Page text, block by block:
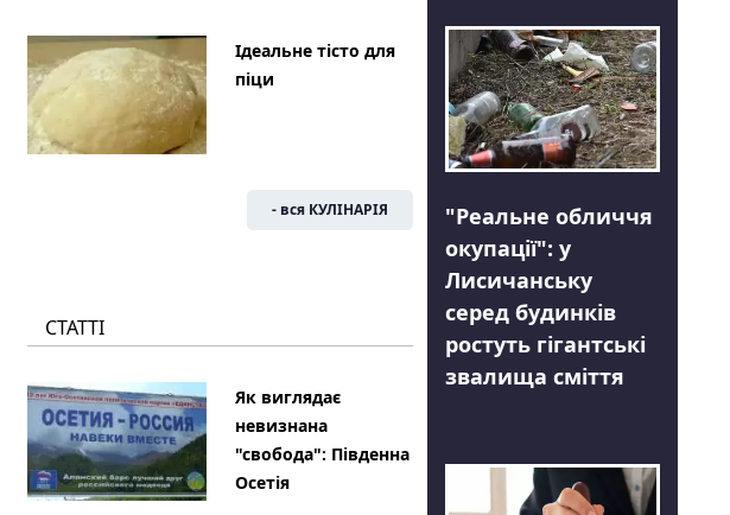
Ідеальне тісто для
піци
- вся КУЛІНАРІЯ
СТАТТІ
Як виглядає
невизнана
"свобода": Південна
Осетія
"Реальне обличчя
окупації": у
Лисичанську
серед будинків
ростуть гігантські
звалища сміття